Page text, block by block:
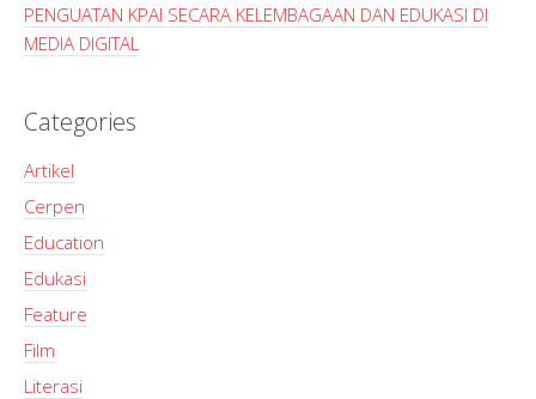
PENGUATAN KPAI SECARA KELEMBAGAAN DAN EDUKASI DI
MEDIA DIGITAL
Categories
Artikel
Cerpen
Education
Edukasi
Feature
Film
Literasi